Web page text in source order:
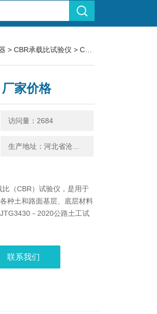
> CBR承载比试验仪 > CBR-1CBR承载比试验仪 厂家价格
家价格
访问量：2684
（CBR）试验仪，是用于
种土和路面基层、底层材料
－2020公路土工试
联系我们